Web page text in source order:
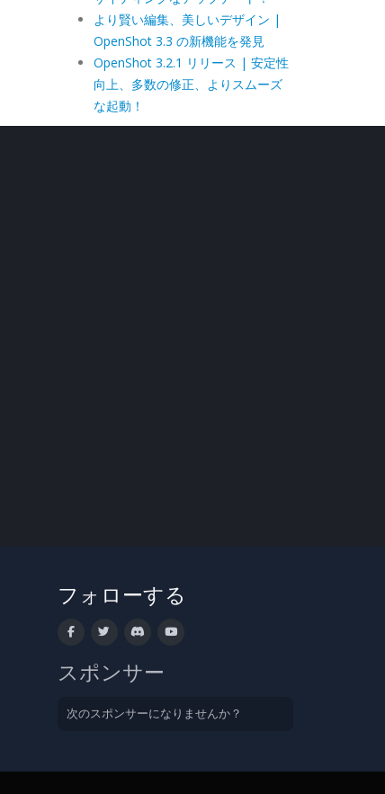
より賢い編集、美しいデザイン |
OpenShot 3.3 の新機能を発見
OpenShot 3.2.1 リリース | 安定性
向上、多数の修正、よりスムーズ
な起動！
フォローする
スポンサー
次のスポンサーになりませんか？